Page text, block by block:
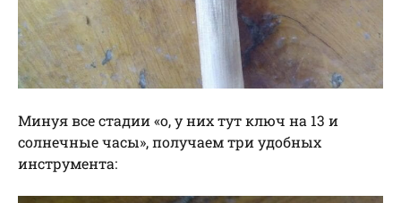
Минуя все стадии «о, у них тут ключ на 13 и
солнечные часы», получаем три удобных
инструмента: